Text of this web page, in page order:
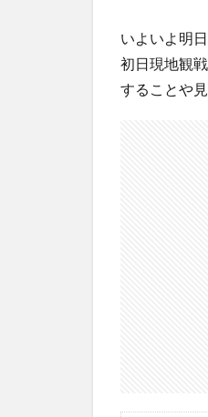
いよいよ明
初日現地観
することや